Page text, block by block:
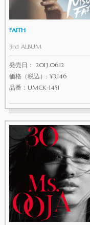
FAITH
3rd ALBUM
発売日： 2013.06.12
価格（税込）: ¥3,146
品番：UMCK-1451